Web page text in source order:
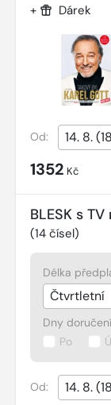
+ Dárek
Od:
1352 Kč
BLESK s
(14 čísel)
Délka
Dny
Po
Od: